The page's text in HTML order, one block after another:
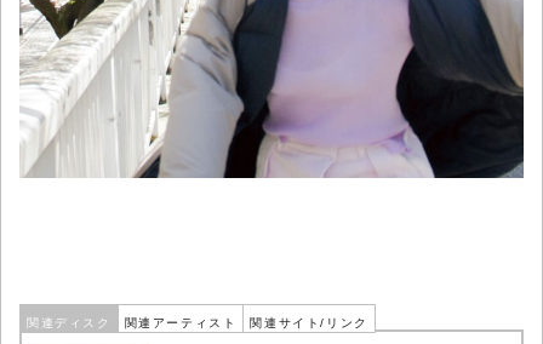
関連ディスク 関連アーティスト 関連サイト/リンク